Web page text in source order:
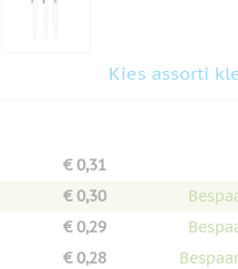
Kies assorti
€ 0,31
€ 0,30
€ 0,29
€ 0,28